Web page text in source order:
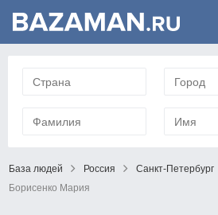
База людей Россия Санкт-Петербург
Борисенко Мария